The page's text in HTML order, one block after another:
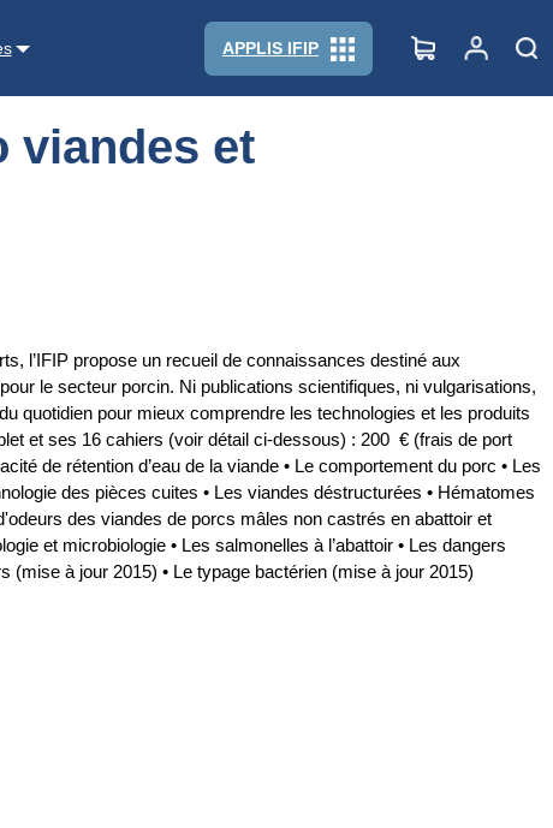
APPLIS IFIP
viandes et
l’IFIP propose un recueil de connaissances destiné aux
le secteur porcin. Ni publications scientifiques, ni vulgarisations,
quotidien pour mieux comprendre les technologies et les produits
et ses 16 cahiers (voir détail ci-dessous) : 200 € (frais de port
de rétention d’eau de la viande • Le comportement du porc • Les
des pièces cuites • Les viandes déstructurées • Hématomes
des viandes de porcs mâles non castrés en abattoir et
et microbiologie • Les salmonelles à l’abattoir • Les dangers
à jour 2015) • Le typage bactérien (mise à jour 2015)